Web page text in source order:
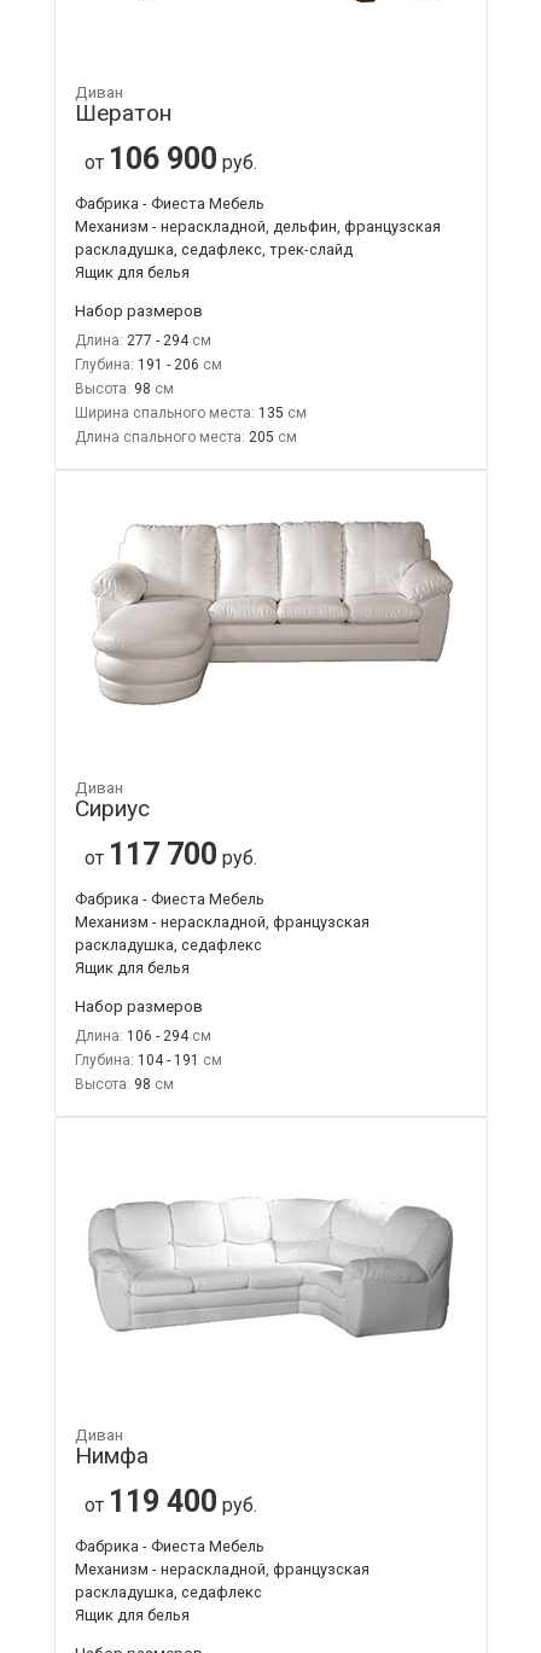
Диван
Шератон
от 106 900 руб.
Фабрика - Фиеста Мебель
Механизм - нераскладной, дельфин, французская
раскладушка, седафлекс, трек-слайд
Ящик для белья
Набор размеров
Длина: 277 - 294
Глубина: 191 - 206
Высота: 98
Ширина спального места: 135
Длина спального места: 205
Диван
Сириус
от 117 700 руб.
Фабрика - Фиеста Мебель
Механизм - нераскладной, французская
раскладушка, седафлекс
Ящик для белья
Набор размеров
Длина: 106 - 294
Глубина: 104 - 191
Высота: 98
Диван
Нимфа
от 119 400 руб.
Фабрика - Фиеста Мебель
Механизм - нераскладной, французская
раскладушка, седафлекс
Ящик для белья